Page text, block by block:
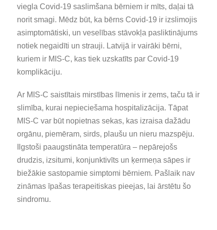
viegla Covid-19 saslimšana bērniem ir mīts, daļai tā
norit smagi. Mēdz būt, ka bērns Covid-19 ir izslimojis
asimptomātiski, un veselības stāvokļa pasliktinājums
notiek negaidīti un strauji. Latvijā ir vairāki bērni,
kuriem ir MIS-C, kas tiek uzskatīts par Covid-19
komplikāciju.
Ar MIS-C saistītais mirstības līmenis ir zems, taču tā ir
slimība, kurai nepieciešama hospitalizācija. Tāpat
MIS-C var būt nopietnas sekas, kas izraisa dažādu
orgānu, piemēram, sirds, plaušu un nieru mazspēju.
Ilgstoši paaugstināta temperatūra – nepārejošs
drudzis, izsitumi, konjunktivīts un ķermeņa sāpes ir
biežākie sastopamie simptomi bērniem. Pašlaik nav
zināmas īpašas terapeitiskas pieejas, lai ārstētu šo
sindromu.